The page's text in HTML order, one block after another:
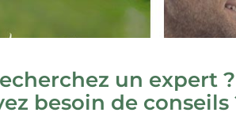
un expert ?
besoin de conseils